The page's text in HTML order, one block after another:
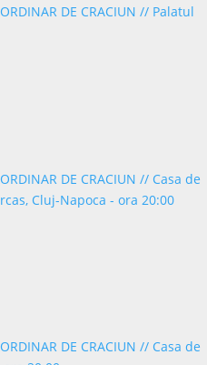
DE CRACIUN // Palatul
DE CRACIUN // Casa de
Cluj-Napoca - ora 20:00
DE CRACIUN // Casa de